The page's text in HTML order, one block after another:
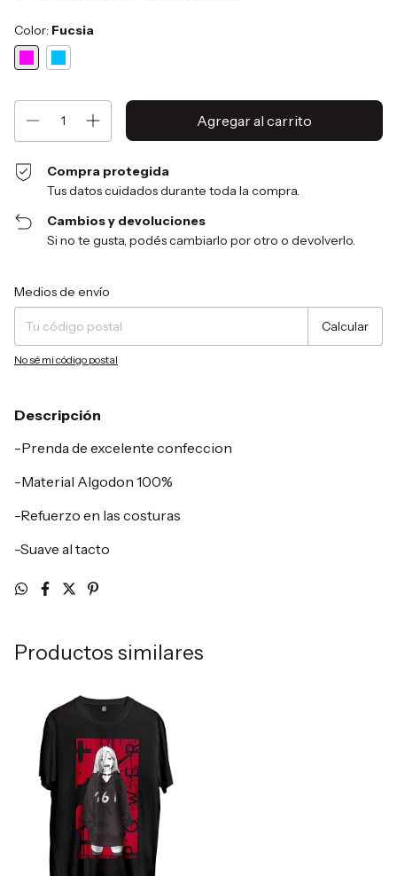
Color: Fucsia
Compra protegida
Tus datos cuidados durante toda la compra.
Cambios y devoluciones
Si no te gusta, podés cambiarlo por otro o devolverlo.
Entregas para el CP:
Medios de envío
Calcular
No sé mi código postal
Descripción
-Prenda de excelente confeccion
-Material Algodon 100%
-Refuerzo en las costuras
-Suave al tacto
Productos similares